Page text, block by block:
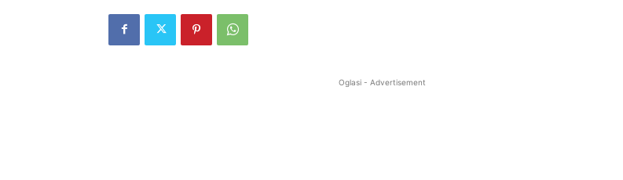
Oglasi - Advertisement